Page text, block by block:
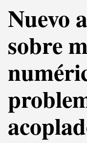
Nuevo
sobre